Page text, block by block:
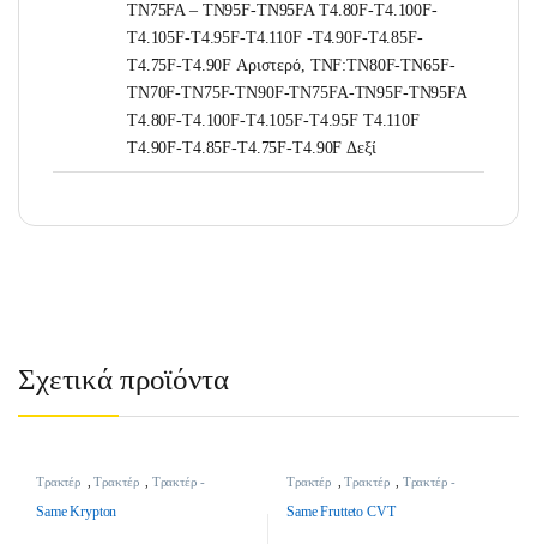
TN75FA – TN95F-TN95FA T4.80F-T4.100F-
T4.105F-T4.95F-T4.110F -T4.90F-T4.85F-
T4.75F-T4.90F Αριστερό, TNF:TN80F-TN65F-
TN70F-TN75F-TN90F-TN75FA-TN95F-TN95FA
T4.80F-T4.100F-T4.105F-T4.95F T4.110F
T4.90F-T4.85F-T4.75F-T4.90F Δεξί
Σχετικά προϊόντα
Τρακτέρ ,Τρακτέρ
Τρακτέρ -
Same Krypton
Τρακτέρ ,Τρακτέρ
Τρακτέρ -
Same Frutteto CVT